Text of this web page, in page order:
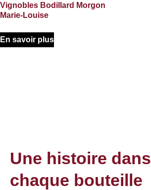
Vignobles Bodillard Morgon
Marie-Louise
En savoir plus
Une histoire dans
chaque bouteille